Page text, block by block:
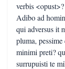
verbis
Adibo ad
qui adversus it
pluma,
minimi preti?
surrupuisti te